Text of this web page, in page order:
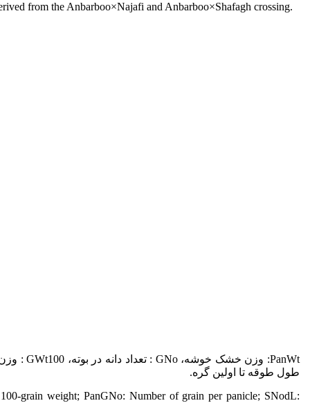
from the Anbarboo×Najafi and Anbarboo×Shafagh crossing.
طول طوقه تا اولین گره.
grain weight; PanGNo: Number of grain per panicle; SNodL: